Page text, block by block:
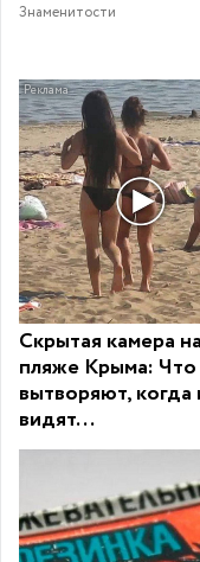
Знаменитости
Скрытая камера на
пляже Крыма:
вытворяют, когда
видят...